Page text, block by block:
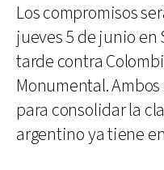
Los compromisos
jueves 5 de junio en
tarde contra
Monumental.
para consolidar la
argentino ya tiene